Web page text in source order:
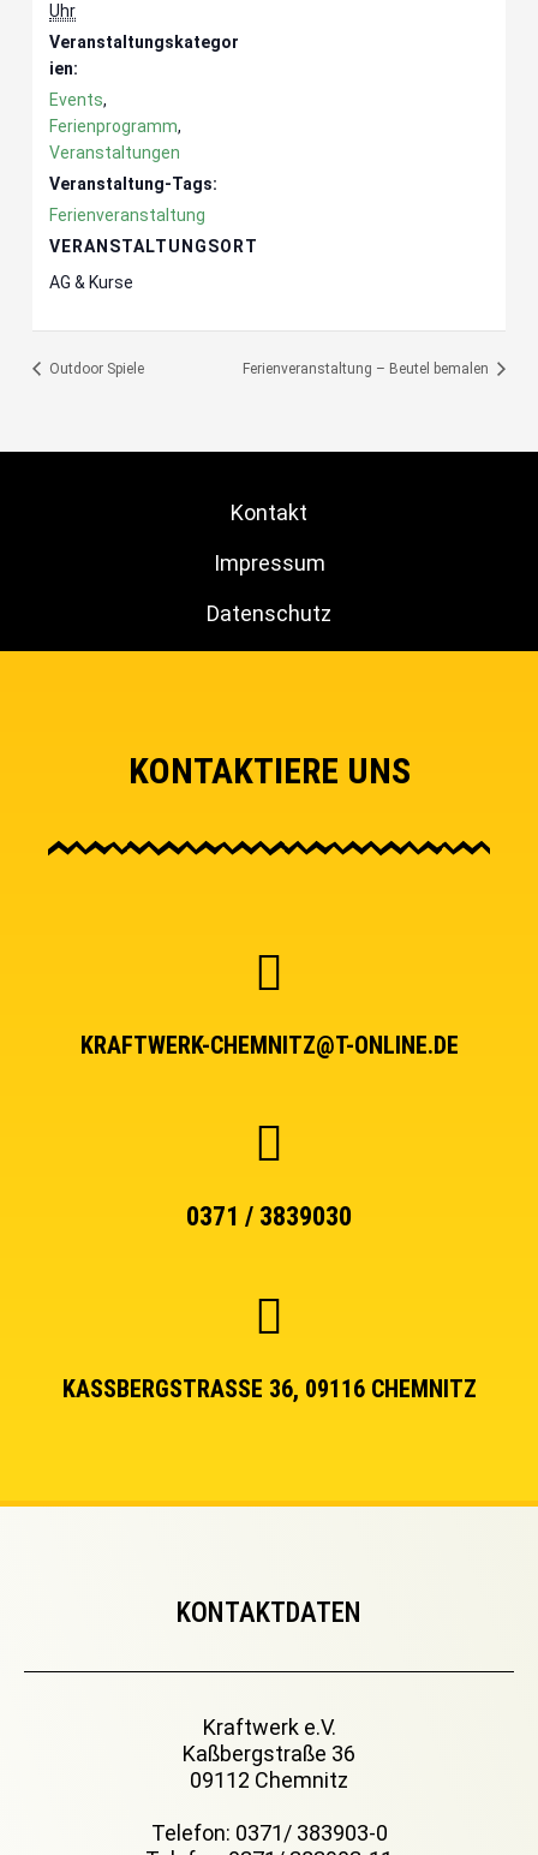
Uhr
Veranstaltungskategor
ien:
Events,
Ferienprogramm,
Veranstaltungen
Veranstaltung-Tags:
Ferienveranstaltung
VERANSTALTUNGSORT
AG & Kurse
Outdoor Spiele Ferienveranstaltung – Beutel bemalen
Kontakt
Impressum
Datenschutz
KONTAKTIERE UNS
KRAFTWERK-CHEMNITZ@T-ONLINE.DE
0371 / 3839030
KASSBERGSTRASSE 36, 09116 CHEMNITZ
KONTAKTDATEN
Kraftwerk e.V.
Kaßbergstraße 36
09112 Chemnitz
Telefon: 0371/ 383903-0